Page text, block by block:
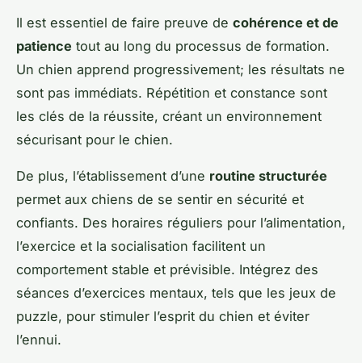
Il est essentiel de faire preuve de cohérence et de
patience tout au long du processus de formation.
Un chien apprend progressivement; les résultats ne
sont pas immédiats. Répétition et constance sont
les clés de la réussite, créant un environnement
sécurisant pour le chien.
De plus, l’établissement d’une routine structurée
permet aux chiens de se sentir en sécurité et
confiants. Des horaires réguliers pour l’alimentation,
l’exercice et la socialisation facilitent un
comportement stable et prévisible. Intégrez des
séances d’exercices mentaux, tels que les jeux de
puzzle, pour stimuler l’esprit du chien et éviter
l’ennui.